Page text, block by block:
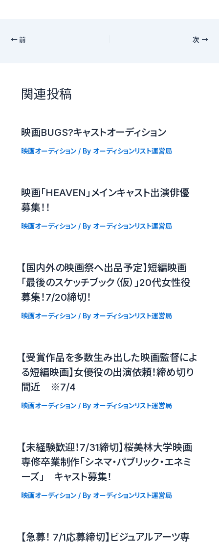
前 次
関連投稿
映画BUGS?キャストオーディション
映画オーディション/ By オーディションリスト運営局
映画「HEAVEN」メインキャスト出演俳優
募集！！
映画オーディション/ By オーディションリスト運営局
【国内外の映画祭へ出品予定】短編映画
「最後のスケッチブック（仮）」20代女性役
募集！7/20締切！
映画オーディション/ By オーディションリスト運営局
【受賞作品を多数生み出した映画監督によ
る短編映画】女優役の出演依頼！締め切り
間近 ※7/4
映画オーディション/ By オーディションリスト運営局
【未経験歓迎！7/31締切】桜美林大学映画
専修卒業制作「シネマ・パブリック・エネミ
ーズ」 キャスト募集！
映画オーディション/ By オーディションリスト運営局
【急募！ 7/1応募締切】ビジュアルアーツ専